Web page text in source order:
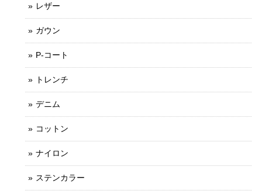
レザー
ガウン
P-コート
トレンチ
デニム
コットン
ナイロン
ステンカラー